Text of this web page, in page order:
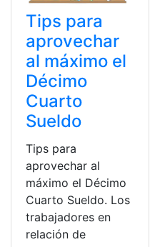
Tips para
aprovechar
al máximo el
Décimo
Cuarto
Sueldo
Tips para
aprovechar al
máximo el Décimo
Cuarto Sueldo. Los
trabajadores en
relación de